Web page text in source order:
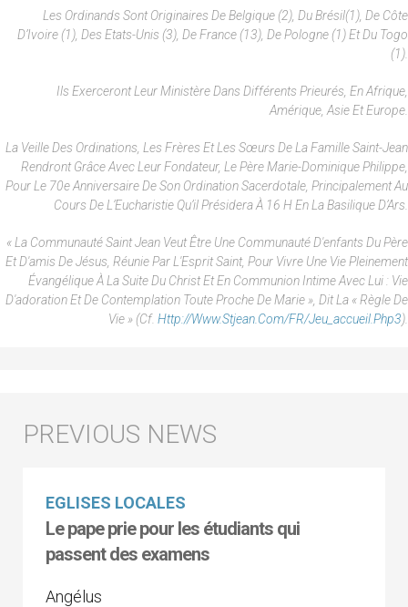
Les Ordinands Sont Originaires De Belgique (2), Du Brésil(1), De Côte
D’Ivoire (1), Des Etats-Unis (3), De France (13), De Pologne (1) Et Du Togo
(1).
Ils Exerceront Leur Ministère Dans Différents Prieurés, En Afrique,
Amérique, Asie Et Europe.
La Veille Des Ordinations, Les Frères Et Les Sœurs De La Famille Saint-Jean
Rendront Grâce Avec Leur Fondateur, Le Père Marie-Dominique Philippe,
Pour Le 70e Anniversaire De Son Ordination Sacerdotale, Principalement Au
Cours De L’Eucharistie Qu’il Présidera À 16 H En La Basilique D’Ars.
« La Communauté Saint Jean Veut Être Une Communauté D'enfants Du Père
Et D'amis De Jésus, Réunie Par L'Esprit Saint, Pour Vivre Une Vie Pleinement
Évangélique À La Suite Du Christ Et En Communion Intime Avec Lui : Vie
D'adoration Et De Contemplation Toute Proche De Marie », Dit La « Règle De
Vie » (cf. Http://www.stjean.com/FR/Jeu_accueil.php3).
EGLISES LOCALES
Le pape prie pour les étudiants qui
passent des examens
Angélus